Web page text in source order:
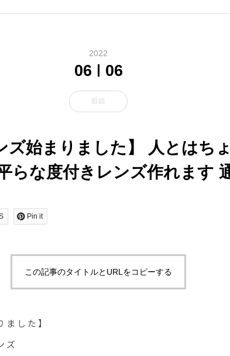
2022
06 06
眼鏡
ズ始まりました】 人とはち
らな度付きレンズ作れます
Pin it
この記事のタイトルとURLをコピーする
ました】
ズ